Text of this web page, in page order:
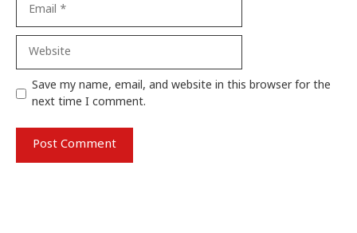
Website
Save my name, email, and website in this browser for the
next time I comment.